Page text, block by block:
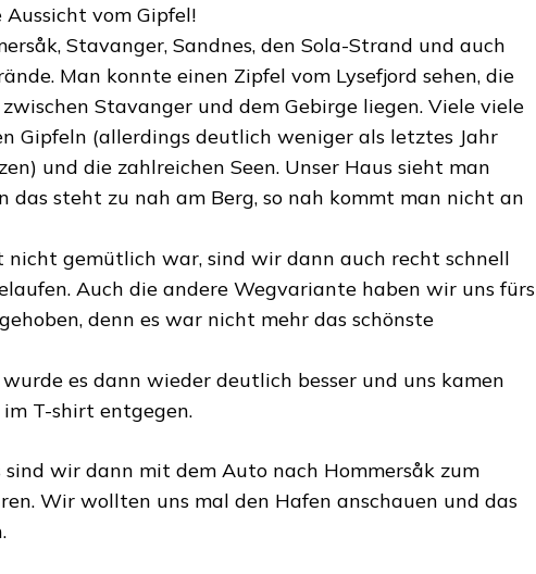
vom Gipfel!
Stavanger, Sandnes, den Sola-Strand und auch
Man konnte einen Zipfel vom Lysefjord sehen, die
Stavanger und dem Gebirge liegen. Viele viele
Gipfeln (allerdings deutlich weniger als letztes Jahr
und die zahlreichen Seen. Unser Haus sieht man
das steht zu nah am Berg, so nah kommt man nicht an
nicht gemütlich war, sind wir dann auch recht schnell
Auch die andere Wegvariante haben wir uns fürs
denn es war nicht mehr das schönste
es dann wieder deutlich besser und uns kamen
T-shirt entgegen.
sind wir dann mit dem Auto nach Hommersåk zum
Wir wollten uns mal den Hafen anschauen und das